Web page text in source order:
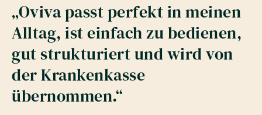
„Oviva passt perfekt in meinen
Alltag, ist einfach zu bedienen,
gut strukturiert und wird von
der Krankenkasse
übernommen.“